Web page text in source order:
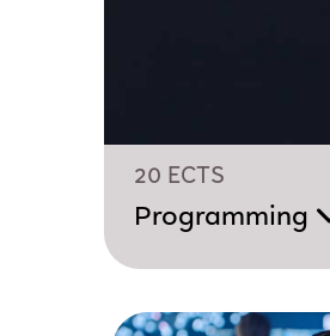
20 ECTS
Programming